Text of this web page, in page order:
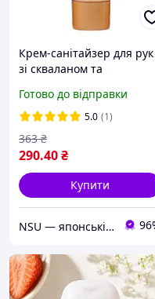
Крем-санітайзер для рук
зі скваланом та
OMNI
Готово до відправки
5.0 (1)
290.40₴
363 ₴
Купити
NSU — японські біодобавки, косметика та товари для дому